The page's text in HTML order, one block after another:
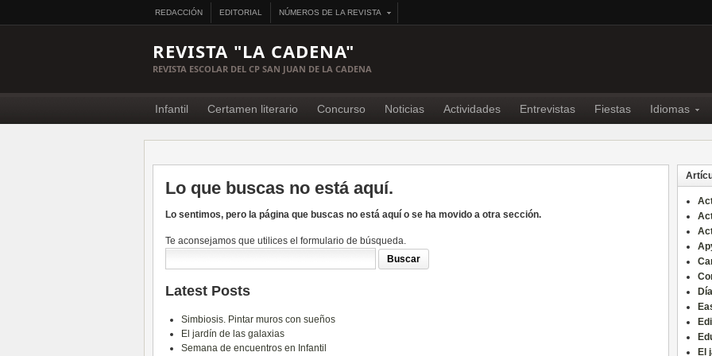
REDACCIÓN EDITORIAL NÚMEROS DE LA REVISTA
REVISTA "LA CADENA"
REVISTA ESCOLAR DEL CP SAN JUAN DE LA CADENA
Infantil Certamen literario Concurso Noticias Actividades Entrevistas Fiestas Idiomas
Lo que buscas no está aquí.
Lo sentimos, pero la página que buscas no está aquí o se ha movido a otra sección.
Te aconsejamos que utilices el formulario de búsqueda.
Latest Posts
Simbiosis. Pintar muros con sueños
El jardín de las galaxias
Semana de encuentros en Infantil
El